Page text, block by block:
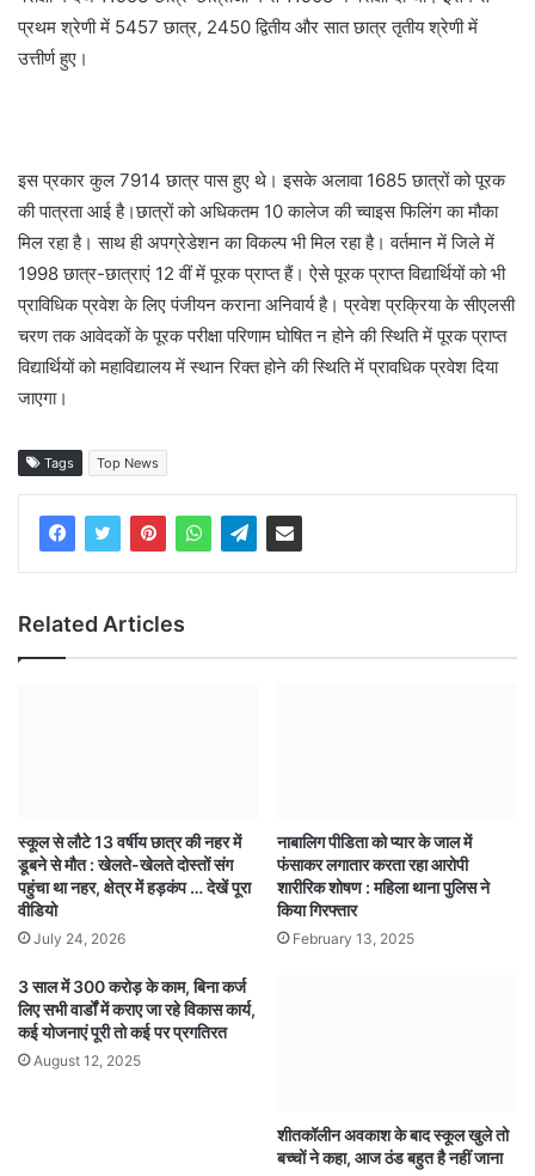
प्रथम श्रेणी में 5457 छात्र, 2450 द्वितीय और सात छात्र तृतीय श्रेणी में
उत्तीर्ण हुए।
इस प्रकार कुल 7914 छात्र पास हुए थे। इसके अलावा 1685 छात्रों को पूरक
की पात्रता आई है।छात्रों को अधिकतम 10 कालेज की च्वाइस फिलिंग का मौका
मिल रहा है। साथ ही अपग्रेडेशन का विकल्प भी मिल रहा है। वर्तमान में जिले में
1998 छात्र-छात्राएं 12 वीं में पूरक प्राप्त हैं। ऐसे पूरक प्राप्त विद्यार्थियों को भी
प्राविधिक प्रवेश के लिए पंजीयन कराना अनिवार्य है। प्रवेश प्रक्रिया के सीएलसी
चरण तक आवेदकों के पूरक परीक्षा परिणाम घोषित न होने की स्थिति में पूरक प्राप्त
विद्यार्थियों को महाविद्यालय में स्थान रिक्त होने की स्थिति में प्रावधिक प्रवेश दिया
जाएगा।
Tags Top News
Related Articles
स्कूल से लौटे 13 वर्षीय छात्र की नहर में
डूबने से मौत : खेलते-खेलते दोस्तों संग
पहुंचा था नहर, क्षेत्र में हड़कंप … देखें पूरा
वीडियो
July 24, 2026
नाबालिग पीडिता को प्यार के जाल में
फंसाकर लगातार करता रहा आरोपी
शारीरिक शोषण : महिला थाना पुलिस ने
किया गिरफ्तार
February 13, 2025
3 साल में 300 करोड़ के काम, बिना कर्ज
लिए सभी वार्डों में कराए जा रहे विकास कार्य,
कई योजनाएं पूरी तो कई पर प्रगतिरत
August 12, 2025
शीतकॉलीन अवकाश के बाद स्कूल खुले तो
बच्चों ने कहा, आज ठंड बहुत है नहीं जाना